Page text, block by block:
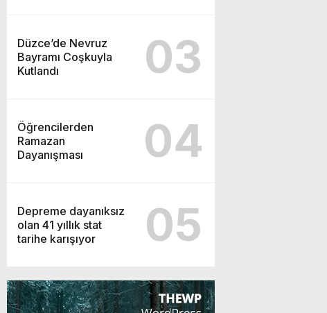
Düzce’de Nevruz
Bayramı Coşkuyla
Kutlandı
03
Öğrencilerden
Ramazan
Dayanışması
04
Depreme dayanıksız
olan 41 yıllık stat
tarihe karışıyor
05